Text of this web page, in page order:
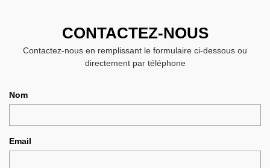
CONTACTEZ-NOUS
Contactez-nous en remplissant le formulaire ci-dessous ou
directement par téléphone
Nom
Email